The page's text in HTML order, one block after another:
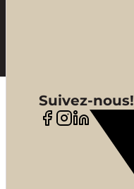
Suivez-nous!